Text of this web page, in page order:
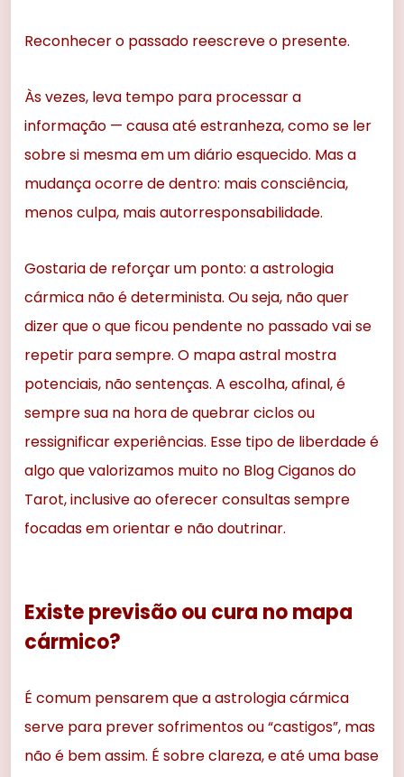
Reconhecer o passado reescreve o presente.
Às vezes, leva tempo para processar a
informação — causa até estranheza, como se ler
sobre si mesma em um diário esquecido. Mas a
mudança ocorre de dentro: mais consciência,
menos culpa, mais autorresponsabilidade.
Gostaria de reforçar um ponto: a astrologia
cármica não é determinista. Ou seja, não quer
dizer que o que ficou pendente no passado vai se
repetir para sempre. O mapa astral mostra
potenciais, não sentenças. A escolha, afinal, é
sempre sua na hora de quebrar ciclos ou
ressignificar experiências. Esse tipo de liberdade é
algo que valorizamos muito no Blog Ciganos do
Tarot, inclusive ao oferecer consultas sempre
focadas em orientar e não doutrinar.
Existe previsão ou cura no mapa
cármico?
É comum pensarem que a astrologia cármica
serve para prever sofrimentos ou “castigos”, mas
não é bem assim. É sobre clareza, e até uma base